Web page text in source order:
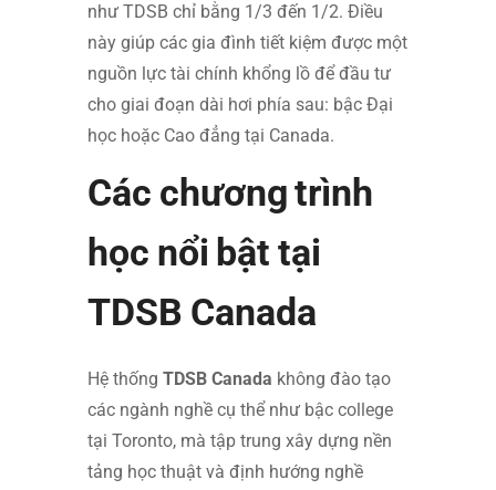
như TDSB chỉ bằng 1/3 đến 1/2. Điều
này giúp các gia đình tiết kiệm được một
nguồn lực tài chính khổng lồ để đầu tư
cho giai đoạn dài hơi phía sau: bậc Đại
học hoặc Cao đẳng tại Canada.
Các chương trình
học nổi bật tại
TDSB Canada
Hệ thống TDSB Canada không đào tạo
các ngành nghề cụ thể như bậc college
tại Toronto, mà tập trung xây dựng nền
tảng học thuật và định hướng nghề